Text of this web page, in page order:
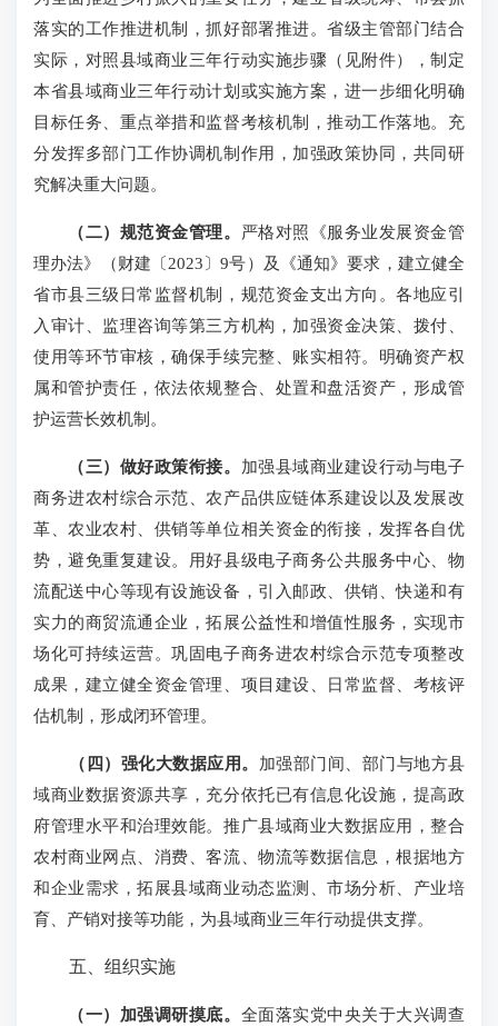
落实的工作推进机制，抓好部署推进。省级主管部门结合
实际，对照县域商业三年行动实施步骤（见附件），制定
本省县域商业三年行动计划或实施方案，进一步细化明确
目标任务、重点举措和监督考核机制，推动工作落地。充
分发挥多部门工作协调机制作用，加强政策协同，共同研
究解决重大问题。
（二）规范资金管理。 严格对照《服务业发展资金管
理办法》（财建〔2023〕9号）及《通知》要求，建立健全
省市县三级日常监督机制，规范资金支出方向。各地应引
入审计、监理咨询等第三方机构，加强资金决策、拨付、
使用等环节审核，确保手续完整、账实相符。明确资产权
属和管护责任，依法依规整合、处置和盘活资产，形成管
护运营长效机制。
（三）做好政策衔接。 加强县域商业建设行动与电子
商务进农村综合示范、农产品供应链体系建设以及发展改
革、农业农村、供销等单位相关资金的衔接，发挥各自优
势，避免重复建设。用好县级电子商务公共服务中心、物
流配送中心等现有设施设备，引入邮政、供销、快递和有
实力的商贸流通企业，拓展公益性和增值性服务，实现市
场化可持续运营。巩固电子商务进农村综合示范专项整改
成果，建立健全资金管理、项目建设、日常监督、考核评
估机制，形成闭环管理。
（四）强化大数据应用。 加强部门间、部门与地方县
域商业数据资源共享，充分依托已有信息化设施，提高政
府管理水平和治理效能。推广县域商业大数据应用，整合
农村商业网点、消费、客流、物流等数据信息，根据地方
和企业需求，拓展县域商业动态监测、市场分析、产业培
育、产销对接等功能，为县域商业三年行动提供支撑。
五、组织实施
（一）加强调研摸底。 全面落实党中央关于大兴调查